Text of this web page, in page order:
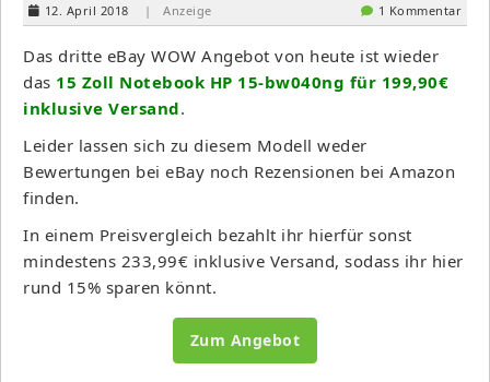
12. April 2018 | Anzeige 1 Kommentar
Das dritte eBay WOW Angebot von heute ist wieder
das 15 Zoll Notebook HP 15-bw040ng für 199,90€
inklusive Versand.
Leider lassen sich zu diesem Modell weder
Bewertungen bei eBay noch Rezensionen bei Amazon
finden.
In einem Preisvergleich bezahlt ihr hierfür sonst
mindestens 233,99€ inklusive Versand, sodass ihr hier
rund 15% sparen könnt.
Zum Angebot